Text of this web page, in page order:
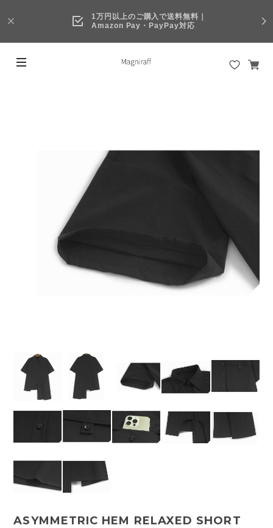
1万円以上のご購入で送料無料｜
Amazon Pay・PayPay対応
ASYMMETRIC HEM RELAXED SHORT